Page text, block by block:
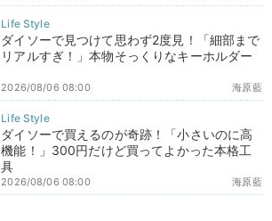
ダイソーで見つけて思わず2度見！「細部まで
リアルすぎ！」本物そっくりなキーホルダー
海原藍
2026/08/06 08:00
ダイソーで買えるのが奇跡！「小さいのに高
機能！」300円だけど買ってよかった本格工
具
海原藍
2026/08/06 08:00